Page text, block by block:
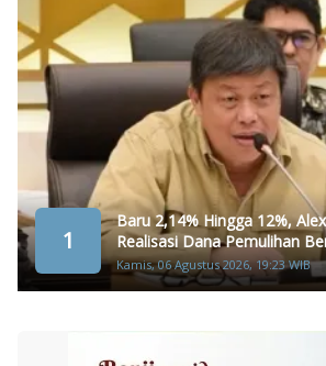
1
Baru 2,14% Hingga 12%,
Realisasi Dana Pemulihan
Kamis, 06 Agustus 2026, 19:23 WIB